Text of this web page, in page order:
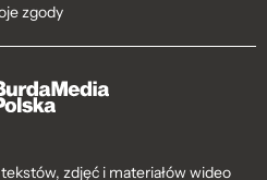
zgody
zdjęć i materiałów wideo